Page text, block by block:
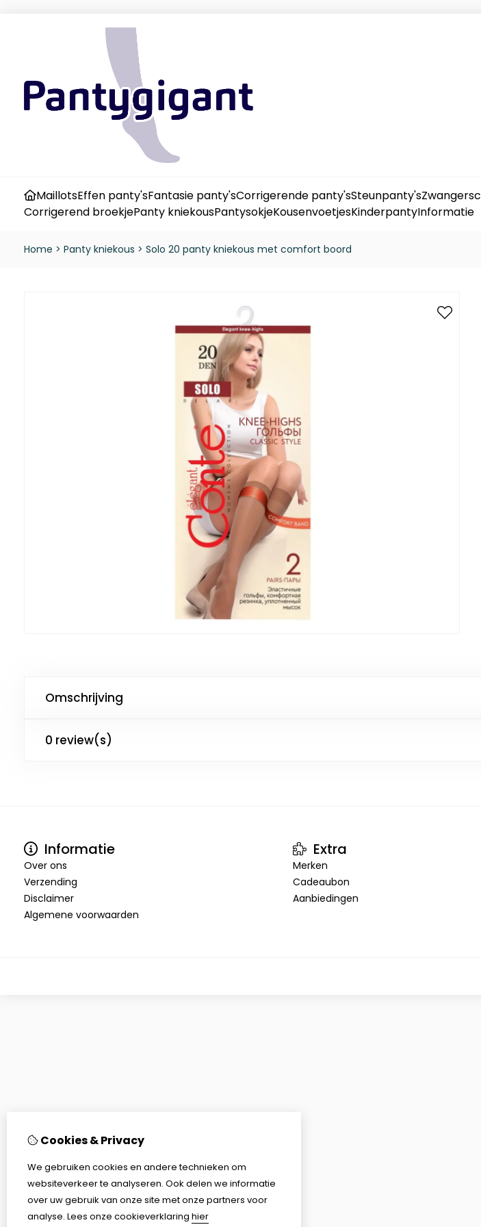
MaillotsEffen panty'sFantasie panty'sCorrigerende panty'sSteunpanty's
Corrigerend broekjePanty kniekousPantysokjeKousenvoetjesKinderpantyInformatie
Home > Panty kniekous > Solo 20 panty kniekous met comfort boord
Omschrijving
0 review(s)
Informatie
Over ons
Verzending
Disclaimer
Algemene voorwaarden
Extra
Merken
Cadeaubon
Aanbiedingen
Cookies & Privacy
We gebruiken cookies en andere technieken om
websiteverkeer te analyseren. Ook delen we informatie
over uw gebruik van onze site met onze partners voor
analyse. Lees onze cookieverklaring hier